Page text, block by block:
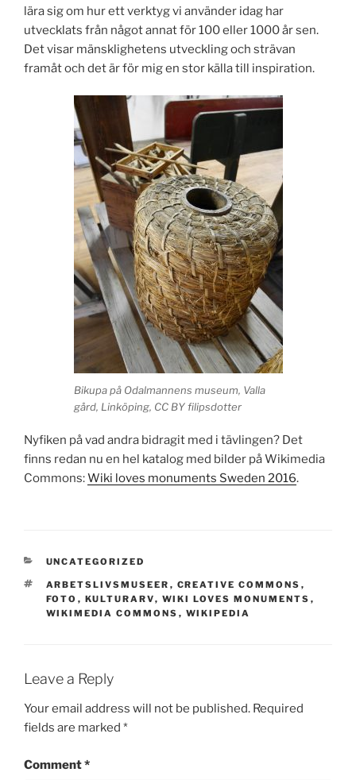
lära sig om hur ett verktyg vi använder idag har
utvecklats från något annat för 100 eller 1000 år sen.
Det visar mänsklighetens utveckling och strävan
framåt och det är för mig en stor källa till inspiration.
Bikupa på Odalmannens museum, Valla
gård, Linköping, CC BY filipsdotter
Nyfiken på vad andra bidragit med i tävlingen? Det
finns redan nu en hel katalog med bilder på Wikimedia
Commons:Wiki loves monuments Sweden 2016.
CATEGORIES
UNCATEGORIZED
TAGS
ARBETSLIVSMUSEER , CREATIVE COMMONS ,
FOTO , KULTURARV, WIKI LOVES MONUMENTS ,
WIKIMEDIA COMMONS , WIKIPEDIA
Leave a Reply
Your email address will not be published. Required
fields are marked *
Comment*